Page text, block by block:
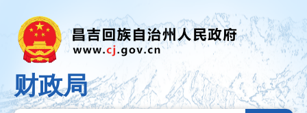
财政局